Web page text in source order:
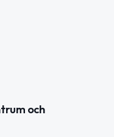
och